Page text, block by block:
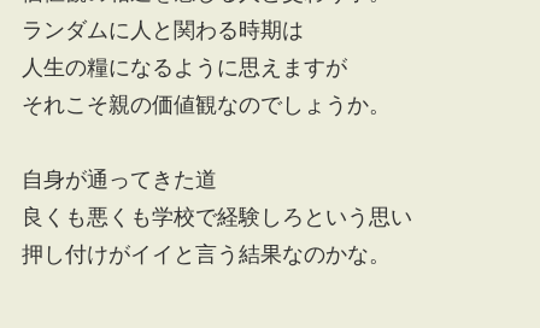
ランダムに人と関わる時期は
人生の糧になるように思えますが
それこそ親の価値観なのでしょうか。
自身が通ってきた道
良くも悪くも学校で経験しろという思い
押し付けがイイと言う結果なのかな。